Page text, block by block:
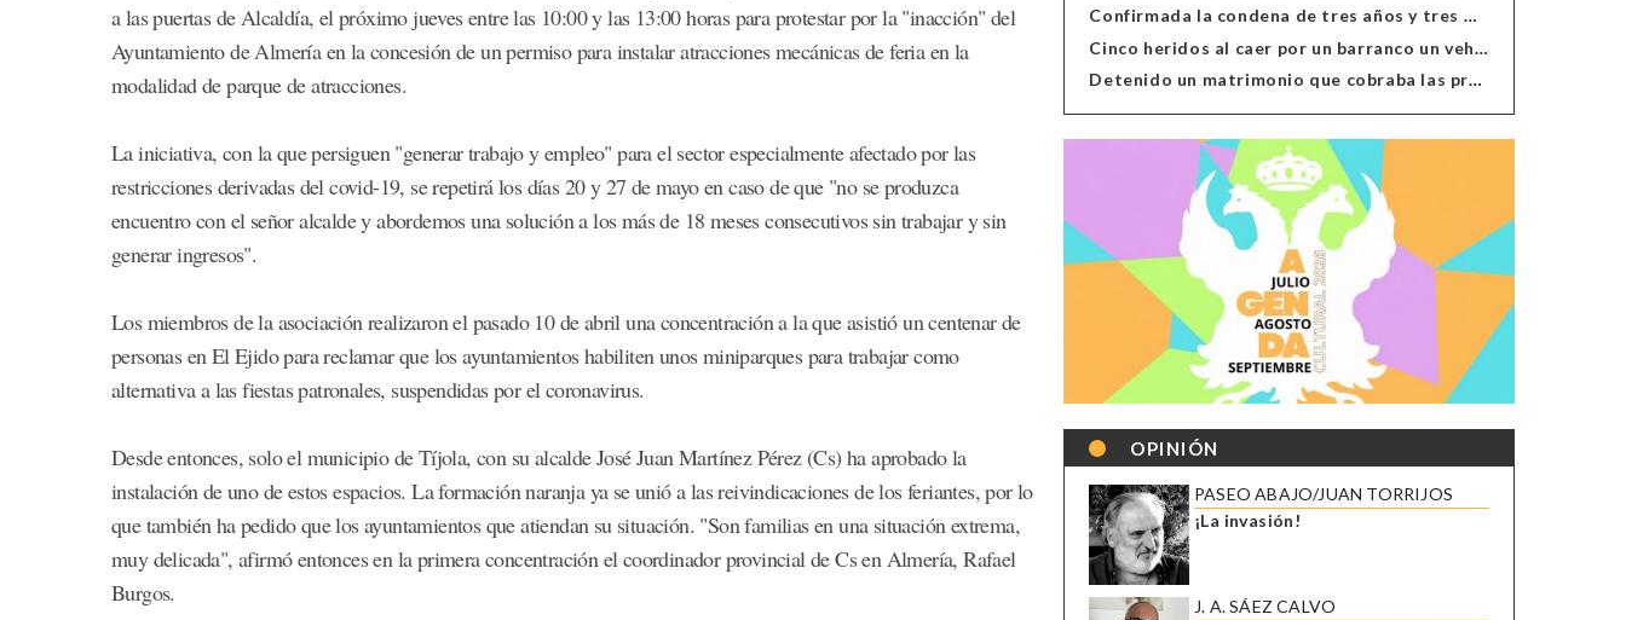
a las puertas de Alcaldía, el próximo jueves entre las 10:00 y las 13:00 horas para protestar por la "inacción" del
Ayuntamiento de Almería en la concesión de un permiso para instalar atracciones mecánicas de feria en la
modalidad de parque de atracciones.
La iniciativa, con la que persiguen "generar trabajo y empleo" para el sector especialmente afectado por las
restricciones derivadas del covid-19, se repetirá los días 20 y 27 de mayo en caso de que "no se produzca
encuentro con el señor alcalde y abordemos una solución a los más de 18 meses consecutivos sin trabajar y sin
generar ingresos".
Los miembros de la asociación realizaron el pasado 10 de abril una concentración a la que asistió un centenar de
personas en El Ejido para reclamar que los ayuntamientos habiliten unos miniparques para trabajar como
alternativa a las fiestas patronales, suspendidas por el coronavirus.
Desde entonces, solo el municipio de Tíjola, con su alcalde José Juan Martínez Pérez (Cs) ha aprobado la
instalación de uno de estos espacios. La formación naranja ya se unió a las reivindicaciones de los feriantes, por lo
que también ha pedido que los ayuntamientos que atiendan su situación. "Son familias en una situación extrema,
muy delicada", afirmó entonces en la primera concentración el coordinador provincial de Cs en Almería, Rafael
Burgos.
Confirmada la condena de tres años y tres meses al hombre de Antas acusado de xenofobia
Cinco heridos al caer por un barranco un vehículo en Alcolea
Detenido un matrimonio que cobraba las prestaciones de ilegales en Almería, Granada, Málaga, Huelva y Murcia
OPINIÓN
PASEO ABAJO/JUAN TORRIJOS
¡La invasión!
J. A. SÁEZ CALVO